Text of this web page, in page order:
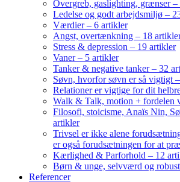
Overgreb, gaslighting, grænser
Ledelse og godt arbejdsmiljø –
Værdier – 6 artikler
Angst, overtænkning – 18
Stress & depression – 19 artikler
Vaner – 5 artikler
Tanker & negative tanker – 32
Søvn, hvorfor søvn er så vigtigt
Relationer er vigtige for dit
Walk & Talk, motion + fordelen
Filosofi, stoicisme, Anaïs Nin,
artikler
Trivsel er ikke alene
er også forudsætningen for at
Kærlighed & Parforhold – 12
Børn & unge, selvværd og
Referencer